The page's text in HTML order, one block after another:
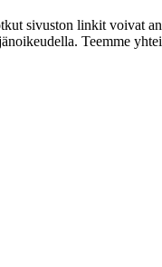
sivuston linkit voivat
Teemme